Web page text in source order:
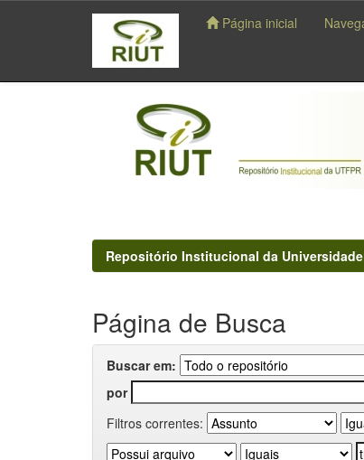
navigation
Página inicial
Repositório Institucional da
Página de Busca
Buscar em:
por
Filtros correntes: